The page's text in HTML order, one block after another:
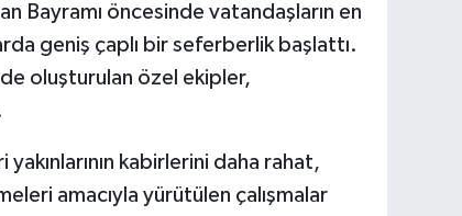
Bayramı öncesinde vatandaşların en
geniş çaplı bir seferberlik başlattı.
oluşturulan özel ekipler,
kabirlerini daha rahat,
amacıyla yürütülen çalışmalar